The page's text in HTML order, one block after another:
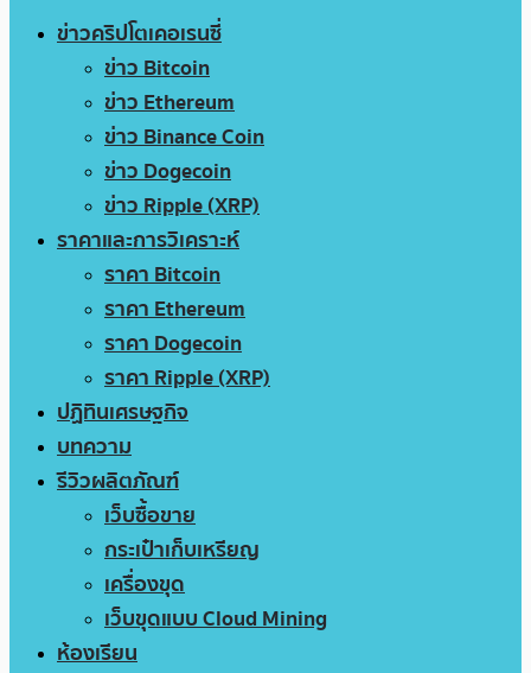
ข่าวคริปโตเคอเรนซี่
ข่าว Bitcoin
ข่าว Ethereum
ข่าว Binance Coin
ข่าว Dogecoin
ข่าว Ripple (XRP)
ราคาและการวิเคราะห์
ราคา Bitcoin
ราคา Ethereum
ราคา Dogecoin
ราคา Ripple (XRP)
ปฏิทินเศรษฐกิจ
บทความ
รีวิวผลิตภัณฑ์
เว็บซื้อขาย
กระเป๋าเก็บเหรียญ
เครื่องขุด
เว็บขุดแบบ Cloud Mining
ห้องเรียน